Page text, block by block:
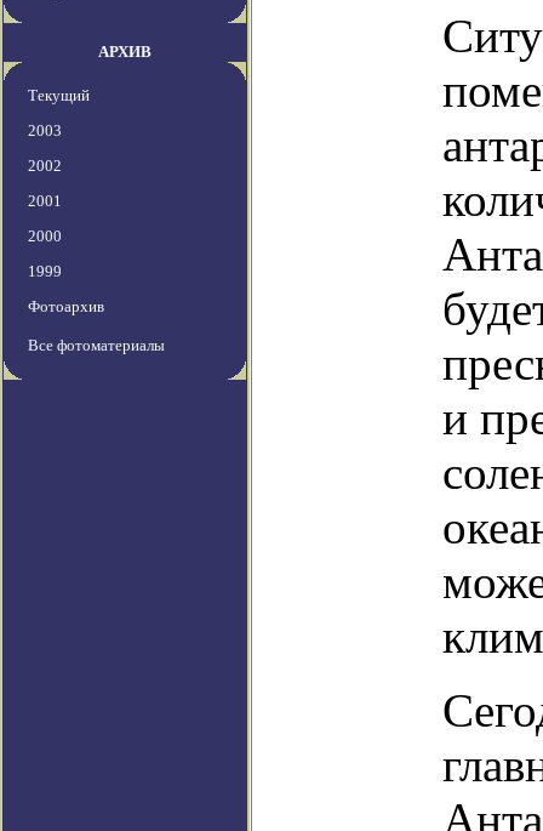
АРХИВ
Текущий
2003
2002
2001
2000
1999
Фотоархив
Все фотоматериалы
и